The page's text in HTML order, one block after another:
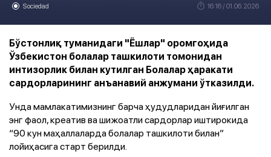
Sociedad 16:16 / 01.06.2026
Бўстонлиқ туманидаги "Ёшлар" оромгоҳида
Ўзбекистон болалар ташкилоти томонидан
интизорлик билан кутилган Болалар ҳаракати
сардорларининг анъанавий анжумани ўтказилди.
Унда мамлакатимизнинг барча ҳудудларидан йиғилган
энг фаол, креатив ва шижоатли сардорлар иштирокида
“90 кун маҳаллаларда болалар ташкилоти билан”
лойиҳасига старт берилди.